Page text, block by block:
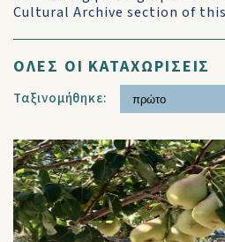
Cultural Archive section of
ΟΛΕΣ ΟΙ ΚΑΤΑΧΩΡΙΣΕΙΣ
Ταξινομήθηκε: